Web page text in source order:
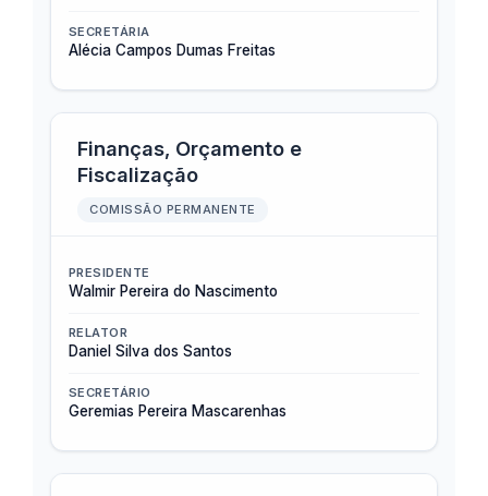
SECRETÁRIA
Alécia Campos Dumas Freitas
Finanças, Orçamento e
Fiscalização
COMISSÃO PERMANENTE
PRESIDENTE
Walmir Pereira do Nascimento
RELATOR
Daniel Silva dos Santos
SECRETÁRIO
Geremias Pereira Mascarenhas